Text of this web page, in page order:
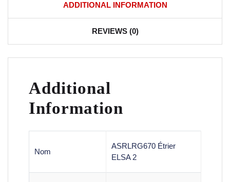
ADDITIONAL INFORMATION
REVIEWS (0)
Additional
Information
Nom
ASRLRG670 Étrier
ELSA 2